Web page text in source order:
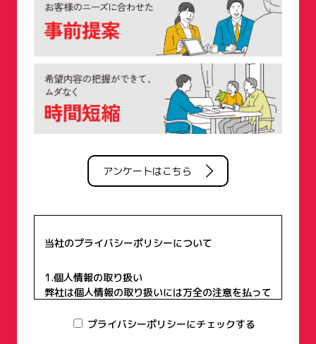
アンケートはこちら
当社のプライバシーポリシーについて
1.個人情報の取り扱い
弊社は個人情報の取り扱いには万全の注意を払って
ことは一切致しません。
プライバシーポリシーにチェックする